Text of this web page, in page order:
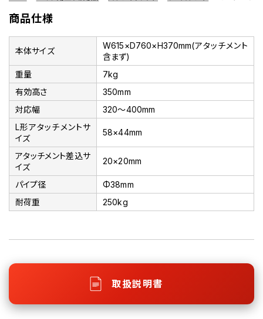
商品仕様
本体サイズ
W615×D760×H370mm(アタッチメント
含まず)
重量
7kg
有効高さ
350mm
対応幅
320～400mm
L形アタッチメントサ
イズ
58×44mm
アタッチメント差込サ
イズ
20×20mm
パイプ径
Φ38mm
耐荷重
250kg
取扱説明書